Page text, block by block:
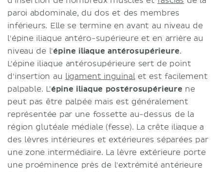
paroi abdominale, du dos et des membres
inférieurs. Elle se termine en avant au niveau de
l'épine iliaque antéro-supérieure et en arrière au
niveau de l'épine iliaque antérosupérieure.
L'épine iliaque antérosupérieure sert de point
d'insertion au ligament inguinalet est facilement
palpable. L'épine iliaque postérosupérieure ne
peut pas être palpée mais est généralement
représentée par une fossette au-dessus de la
région glutéale médiale (fesse). La crête iliaque a
des lèvres intérieures et extérieures séparées par
une zone intermédiaire. La lèvre extérieure porte
une proéminence près de l'extrémité antérieure